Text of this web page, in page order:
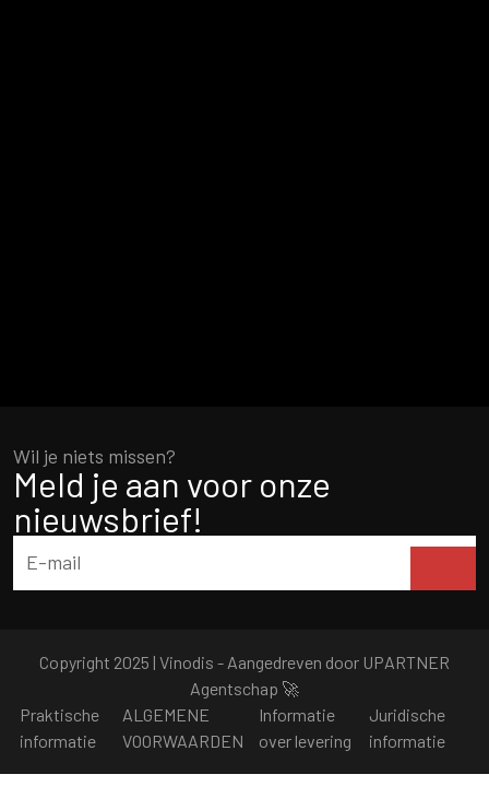
Wil je niets missen?
Meld je aan voor onze
nieuwsbrief!
Copyright 2025 | Vinodis - Aangedreven door UPARTNER
Agentschap 🚀
Praktische
informatie
ALGEMENE
VOORWAARDEN
Informatie
over levering
Juridische
informatie